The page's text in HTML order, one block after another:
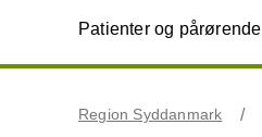
Patienter og pårørende
Region Syddanmark